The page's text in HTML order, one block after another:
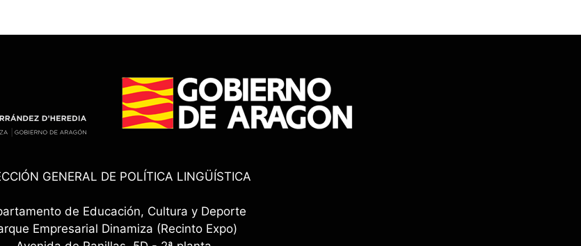
GENERAL DE POLÍTICA LINGÜÍSTICA
de Educación, Cultura y Deporte
Empresarial Dinamiza (Recinto Expo)